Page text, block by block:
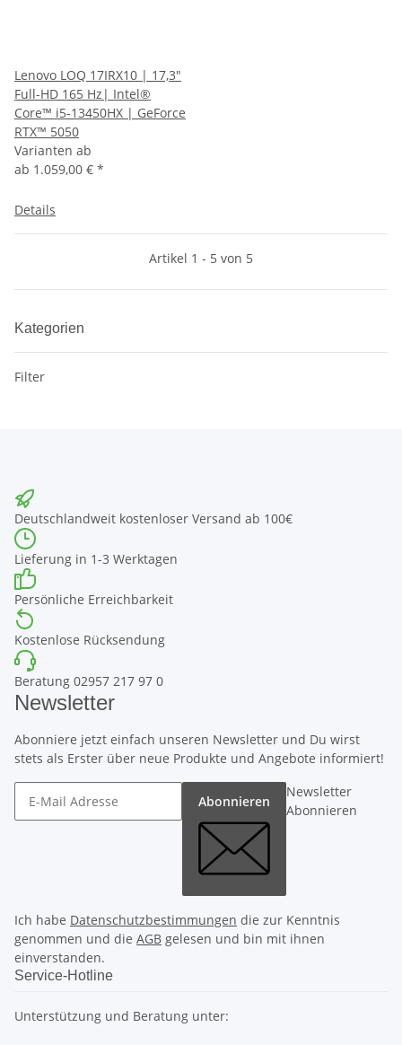
Lenovo LOQ 17IRX10 | 17,3"
Full-HD 165 Hz| Intel®
Core™ i5-13450HX | GeForce
RTX™ 5050
Varianten ab
ab 1.059,00 € *
Details
Artikel 1 - 5 von 5
Kategorien
Filter
Deutschlandweit kostenloser Versand ab 100€
Lieferung in 1-3 Werktagen
Persönliche Erreichbarkeit
Kostenlose Rücksendung
Beratung 02957 217 97 0
Newsletter
Abonniere jetzt einfach unseren Newsletter und Du wirst
stets als Erster über neue Produkte und Angebote informiert!
Abonnieren
Newsletter
Abonnieren
Ich habe Datenschutzbestimmungen die zur Kenntnis
genommen und die AGB gelesen und bin mit ihnen
einverstanden.
Service-Hotline
Unterstützung und Beratung unter: